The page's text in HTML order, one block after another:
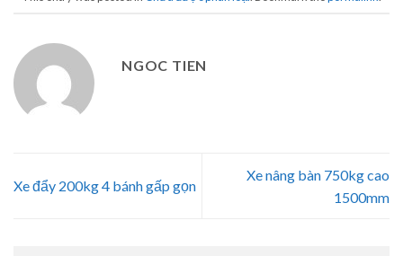
NGOC TIEN
Xe đẩy 200kg 4 bánh gấp gọn
Xe nâng bàn 750kg cao
1500mm